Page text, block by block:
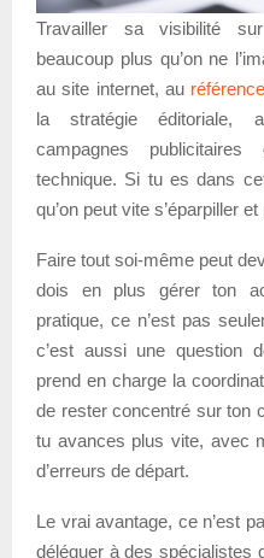
Travailler sa visibilité
beaucoup plus qu’on ne
au site internet, au
la stratégie éditoriale,
campagnes
technique. Si tu es dans
qu’on peut vite s’éparpiller
Faire tout soi-même peut
dois en plus gérer ton
pratique, ce n’est pas
c’est aussi une question
prend en charge la
de rester concentré sur ton
tu avances plus vite, avec
d’erreurs de départ.
Le vrai avantage, ce n’est
déléguer à des spécialistes